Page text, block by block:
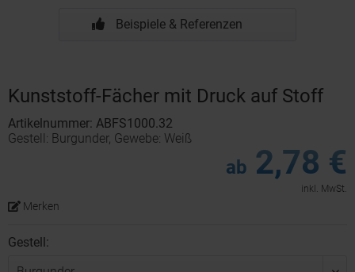
Beispiele & Referenzen
Kunststoff-Fächer mit Druck auf Stoff
Artikelnummer: ABFS1000.32
Gestell: Burgunder, Gewebe: Weiß
ab 2,78 €
inkl. MwSt.
Merken
Gestell: